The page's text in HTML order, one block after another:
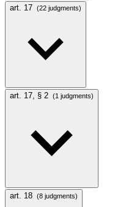
art. 17 (22 judgments)
art. 17, § 2 (1 judgments)
art. 18 (8 judgments)